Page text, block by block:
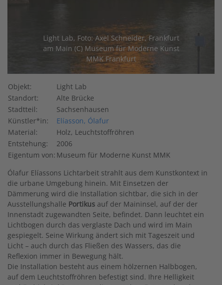
Light Lab, Foto: Axel Schneider, Frankfurt
am Main (C) Museum für Moderne Kunst
MMK Frankfurt
Objekt:
Light Lab
Standort:
Alte Brücke
Stadtteil:
Sachsenhausen
Künstler*in:
Elíasson, Ólafur
Material:
Holz, Leuchtstoffröhren
Entstehung:
2006
Eigentum von: Museum für Moderne Kunst MMK
Ólafur Elíassons Lichtarbeit strahlt aus dem Kunstkontext in
die urbane Umgebung hinein. Mit Einsetzen der
Dämmerung wird die Installation sichtbar, die sich in der
Ausstellungshalle Portikus auf der Maininsel, auf der der
Innenstadt zugewandten Seite, befindet. Dann leuchtet ein
Lichtbogen durch das verglaste Dach und wird im Main
gespiegelt. Seine Wirkung ändert sich mit Tageszeit und
Licht – auch durch das Fließen des Wassers, das die
Reflexion immer in Bewegung hält.
Die Installation besteht aus einem hölzernen Halbbogen,
auf dem Leuchtstoffröhren befestigt sind. Ihre Helligkeit